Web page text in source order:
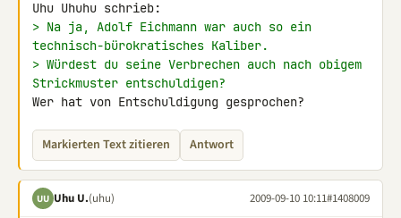
> Na ja, Adolf Eichmann war auch so ein
technisch-bürokratisches Kaliber.
> Würdest du seine Verbrechen auch nach obigem
Strickmuster entschuldigen?
Wer hat von Entschuldigung gesprochen?
Markierten Text zitieren Antwort
UU Uhu U.(uhu) 2009-09-10 10:11#1408009